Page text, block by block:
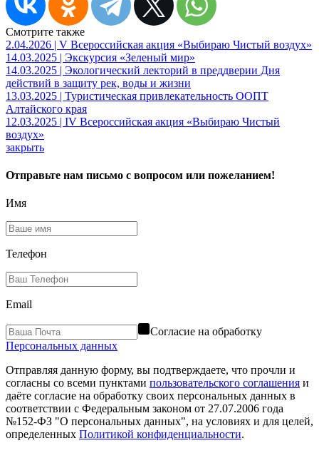
Смотрите также
2.04.2026 | V Всероссийская акция «Выбираю Чистый воздух»
14.03.2025 | Экскурсия «Зеленый мир»
14.03.2025 | Экологический лекторий в преддверии Дня
действий в защиту рек, воды и жизни
13.03.2025 | Туристическая привлекательность ООПТ
Алтайского края
12.03.2025 | IV Всероссийская акция «Выбираю Чистый
воздух»
закрыть
Отправьте нам письмо с вопросом или пожеланием!
Имя
Телефон
Email
Согласие на обработку
Персональных данных
Отправляя данную форму, вы подтверждаете, что прочли и
согласны со всеми пунктами пользовательского соглашения и
даёте согласие на обработку своих персональных данных в
соответствии с Федеральным законом от 27.07.2006 года
№152-ФЗ "О персональных данных", на условиях и для целей,
определенных Политикой конфиденциальности.